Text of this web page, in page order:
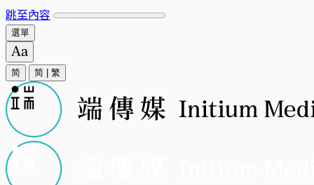
跳至內容
選單
简 简 繁